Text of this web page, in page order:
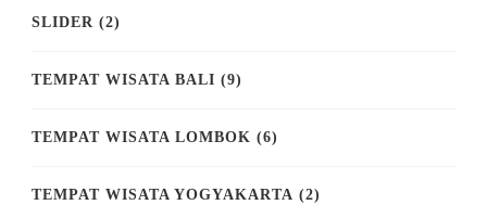
SLIDER (2)
TEMPAT WISATA BALI (9)
TEMPAT WISATA LOMBOK (6)
TEMPAT WISATA YOGYAKARTA (2)